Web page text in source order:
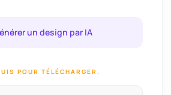
un design par IA
POUR TÉLÉCHARGER.